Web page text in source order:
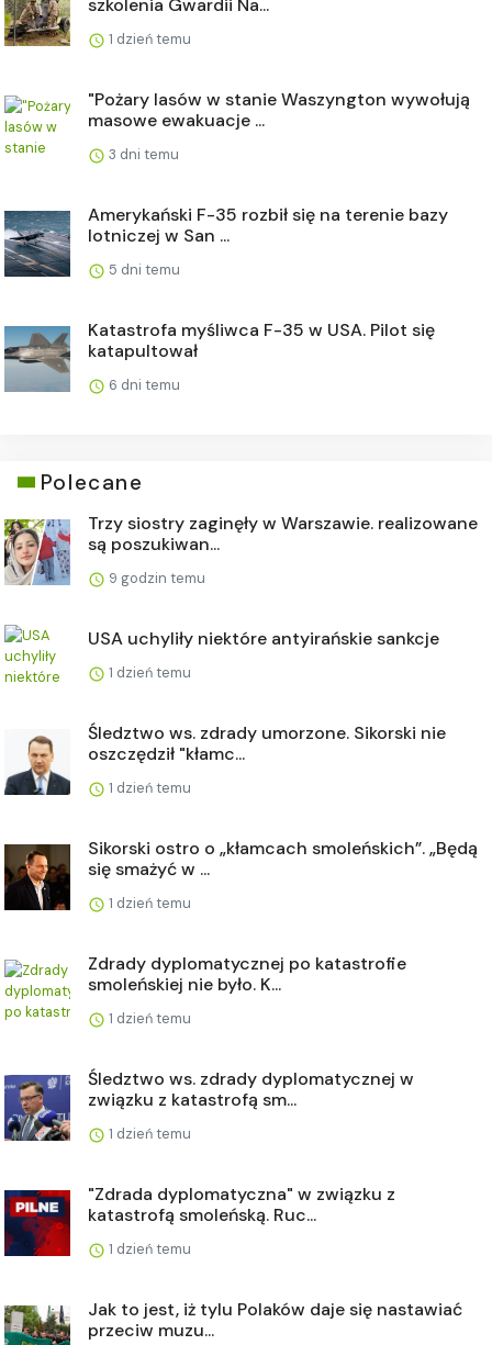
szkolenia Gwardii Na...
1 dzień temu
"Pożary lasów w stanie Waszyngton wywołują
masowe ewakuacje ...
3 dni temu
Amerykański F-35 rozbił się na terenie bazy
lotniczej w San ...
5 dni temu
Katastrofa myśliwca F-35 w USA. Pilot się
katapultował
6 dni temu
Polecane
Trzy siostry zaginęły w Warszawie. realizowane
są poszukiwan...
9 godzin temu
USA uchyliły niektóre antyirańskie sankcje
1 dzień temu
Śledztwo ws. zdrady umorzone. Sikorski nie
oszczędził "kłamc...
1 dzień temu
Sikorski ostro o „kłamcach smoleńskich”. „Będą
się smażyć w ...
1 dzień temu
Zdrady dyplomatycznej po katastrofie
smoleńskiej nie było. K...
1 dzień temu
Śledztwo ws. zdrady dyplomatycznej w
związku z katastrofą sm...
1 dzień temu
"Zdrada dyplomatyczna" w związku z
katastrofą smoleńską. Ruc...
1 dzień temu
Jak to jest, iż tylu Polaków daje się nastawiać
przeciw muzu...